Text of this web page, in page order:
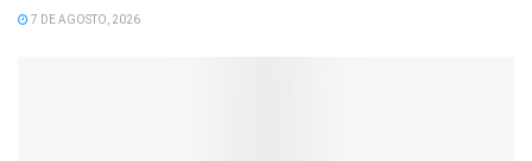
7 DE AGOSTO, 2026